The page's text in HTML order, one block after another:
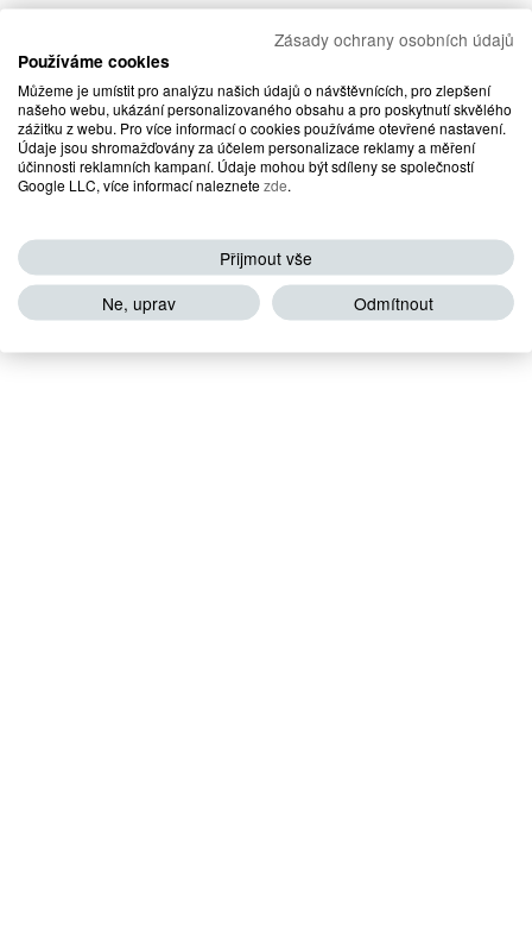
Zásady ochrany osobních údajů
Používáme cookies
Můžeme je umístit pro analýzu našich údajů o návštěvnících, pro zlepšení
našeho webu, ukázání personalizovaného obsahu a pro poskytnutí skvělého
zážitku z webu. Pro více informací o cookies používáme otevřené nastavení.
Údaje jsou shromažďovány za účelem personalizace reklamy a měření
účinnosti reklamních kampaní. Údaje mohou být sdíleny se společností
Google LLC, více informací naleznetezde.
Přijmout vše
Ne, uprav
Odmítnout